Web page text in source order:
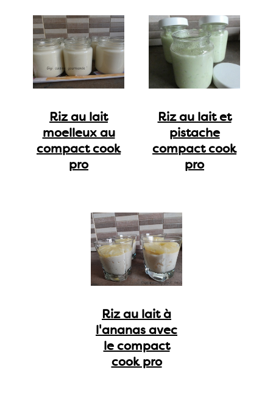
Riz au lait
moelleux au
compact cook
pro
Riz au lait et
pistache
compact cook
pro
Riz au lait à
l'ananas avec
le compact
cook pro